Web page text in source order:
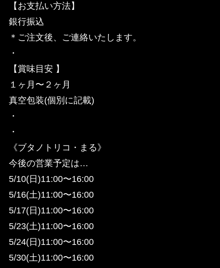
【お支払い方法】
銀行振込
＊ご注文後、ご連絡いたします。
・
【賞味目安 】
１ヶ月〜２ヶ月
真空包装(個別に記載)
・
・
《ブタノトリコ・まる》
今後の営業予定は…
5/10(日)11:00〜16:00
5/16(土)11:00〜16:00
5/17(日)11:00〜16:00
5/23(土)11:00〜16:00
5/24(日)11:00〜16:00
5/30(土)11:00〜16:00